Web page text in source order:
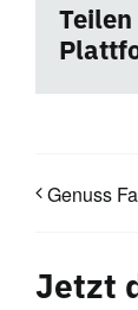
Genuss
Jetzt